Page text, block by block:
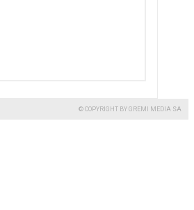
© COPYRIGHT BY GREMI MEDIA SA